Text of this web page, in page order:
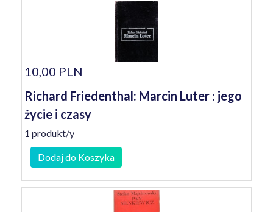
10,00 PLN
Richard Friedenthal: Marcin Luter : jego
życie i czasy
1 produkt/y
Dodaj do Koszyka